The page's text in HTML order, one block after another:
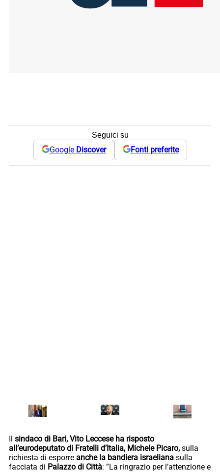
Seguici su
Google Discover Fonti preferite
Il sindaco di Bari, Vito Leccese ha risposto
all’eurodeputato di Fratelli d’Italia, Michele Picaro, sulla
richiesta di esporre anche la bandiera israeliana sulla
facciata di Palazzo di Città: ”La ringrazio per l’attenzione e